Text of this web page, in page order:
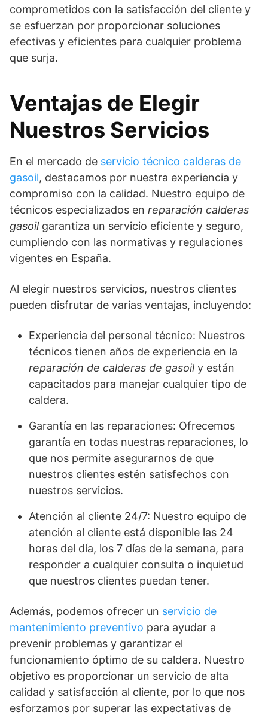
comprometidos con la satisfacción del cliente y
se esfuerzan por proporcionar soluciones
efectivas y eficientes para cualquier problema
que surja.
Ventajas de Elegir
Nuestros Servicios
En el mercado de servicio técnico calderas de
gasoil, destacamos por nuestra experiencia y
compromiso con la calidad. Nuestro equipo de
técnicos especializados en reparación calderas
gasoilgarantiza un servicio eficiente y seguro,
cumpliendo con las normativas y regulaciones
vigentes en España.
Al elegir nuestros servicios, nuestros clientes
pueden disfrutar de varias ventajas, incluyendo:
Experiencia del personal técnico: Nuestros
técnicos tienen años de experiencia en la
reparación de calderas de gasoily están
capacitados para manejar cualquier tipo de
caldera.
Garantía en las reparaciones: Ofrecemos
garantía en todas nuestras reparaciones, lo
que nos permite asegurarnos de que
nuestros clientes estén satisfechos con
nuestros servicios.
Atención al cliente 24/7: Nuestro equipo de
atención al cliente está disponible las 24
horas del día, los 7 días de la semana, para
responder a cualquier consulta o inquietud
que nuestros clientes puedan tener.
Además, podemos ofrecer un servicio de
mantenimiento preventivo para ayudar a
prevenir problemas y garantizar el
funcionamiento óptimo de su caldera. Nuestro
objetivo es proporcionar un servicio de alta
calidad y satisfacción al cliente, por lo que nos
esforzamos por superar las expectativas de